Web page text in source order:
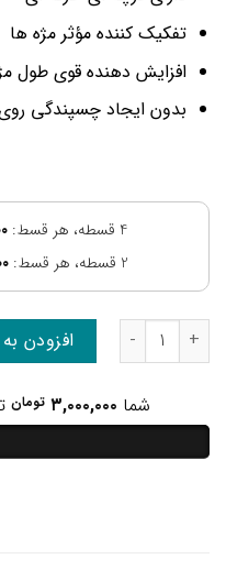
تفکیک کننده مؤثر مژه ها
افزایش دهنده قوی طول
بدون ایجاد چسپندگی
4 قسطه، هر قسط:
2 قسطه، هر قسط:
افزودن
شما ۳,۰۰۰,۰۰۰ تومان